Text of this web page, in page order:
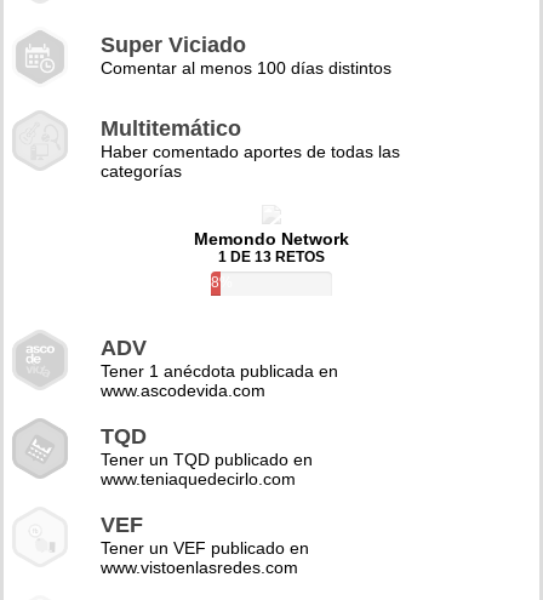
Super Viciado
Comentar al menos 100 días distintos
Multitemático
Haber comentado aportes de todas las
categorías
Memondo Network
1 DE 13 RETOS
8%
ADV
Tener 1 anécdota publicada en
www.ascodevida.com
TQD
Tener un TQD publicado en
www.teniaquedecirlo.com
VEF
Tener un VEF publicado en
www.vistoenlasredes.com